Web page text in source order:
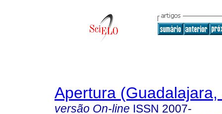
Apertura (Guadalajara,
versão On-line ISSN 2007-